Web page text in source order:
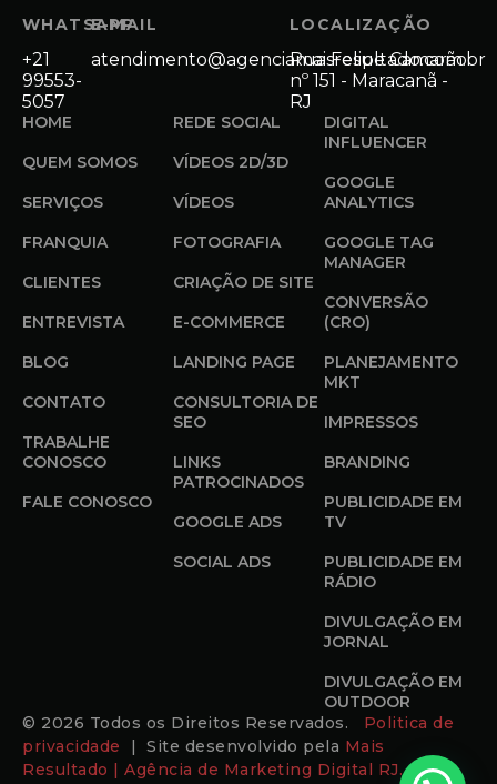
WHATSAPP
+21
99553-
5057
E-MAIL
atendimento@agenciamaisresultado.com.br
LOCALIZAÇÃO
Rua Felipe Camarão
nº 151 - Maracanã -
RJ
HOME
QUEM SOMOS
SERVIÇOS
FRANQUIA
CLIENTES
ENTREVISTA
BLOG
CONTATO
TRABALHE
CONOSCO
FALE CONOSCO
REDE SOCIAL
VÍDEOS 2D/3D
VÍDEOS
FOTOGRAFIA
CRIAÇÃO DE SITE
E-COMMERCE
LANDING PAGE
CONSULTORIA DE
SEO
LINKS
PATROCINADOS
GOOGLE ADS
SOCIAL ADS
DIGITAL
INFLUENCER
GOOGLE
ANALYTICS
GOOGLE TAG
MANAGER
CONVERSÃO
(CRO)
PLANEJAMENTO
MKT
IMPRESSOS
BRANDING
PUBLICIDADE EM
TV
PUBLICIDADE EM
RÁDIO
DIVULGAÇÃO EM
JORNAL
DIVULGAÇÃO EM
OUTDOOR
© 2026 Todos os Direitos Reservados. Politica de
privacidade
| Site desenvolvido pela Mais
Resultado | Agência de Marketing Digital RJ.